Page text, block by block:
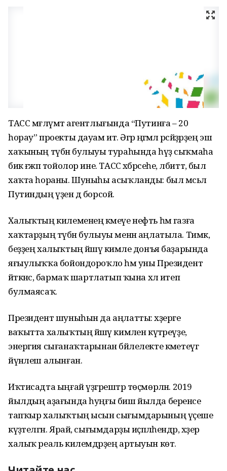
ТАСС мәғлүмәт агентлығында “Путинға – 20
һорау” проекты дауам итә. Әгәр әңгәмәлә рәсәйҙәрҙең эш
хаҡының түбән булыуы тураһында һүҙ сыҡмаһа
бик ғәжәп тойолор ине. ТАСС хәбәрсеһе, әлбиттә, был
хаҡта һораны. Шуныһы асыҡланды: был мәсьәлә
Путиндың үҙен дә борсой.
Халыҡтың килеменең кәмеүе нефть һәм газға
хаҡтарҙың түбән булыуы менән аңлатыла. Тимәк,
беҙҙең халыҡтың йәшәү кимәле донъя баҙарында
яғыулыҡҡа бойондороҡло һәм уны Президент
әйткәнсә, бармаҡ шартлатып ҡына хәл итеп
булмаясаҡ.
Президент шуныһын да аңлатты: хәҙерге
ваҡытта халыҡтың йәшәү кимәлен күтәреүҙе,
энергия сығанаҡтарынан бәйлелекте кәметеүгә
йүнәлеш алынған.
Иҡтисадта ыңғай үҙгәрештәр төҫмөрләнә. 2019
йылдың аҙағында һуңғы биш йылда беренсе
тапҡыр халыҡтың ысын сығымдарының үҫеше
күҙәтелгән. Ярай, сығымдарҙы иҫәпләһендәр, хәҙер
халыҡ реаль килемдәрҙең артыуын көтә.